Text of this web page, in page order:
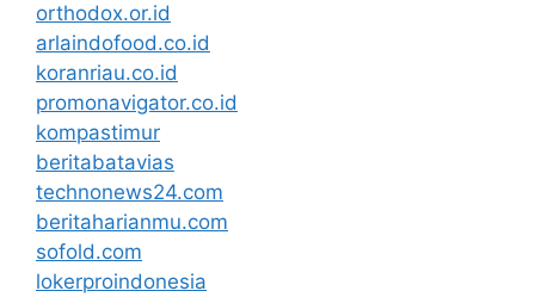
orthodox.or.id
arlaindofood.co.id
koranriau.co.id
promonavigator.co.id
kompastimur
beritabatavias
technonews24.com
beritaharianmu.com
sofold.com
lokerproindonesia